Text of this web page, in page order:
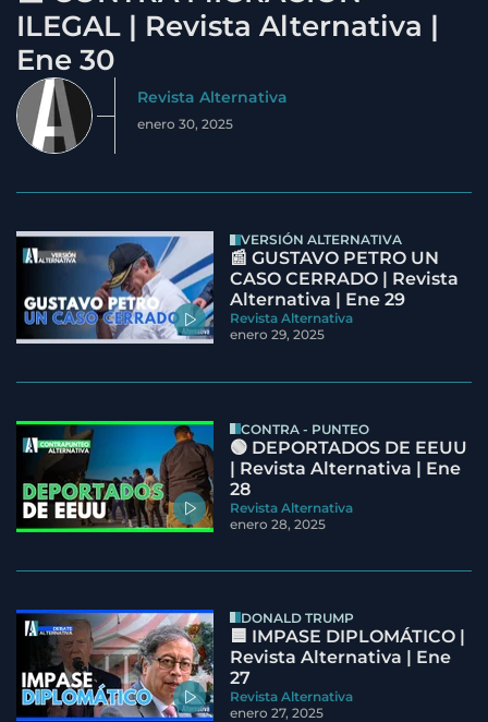
ILEGAL | Revista Alternativa |
Ene 30
Revista Alternativa
enero 30, 2025
VERSIÓN ALTERNATIVA
📰 GUSTAVO PETRO UN
CASO CERRADO | Revista
Alternativa | Ene 29
Revista Alternativa
enero 29, 2025
CONTRA - PUNTEO
🟢 DEPORTADOS DE EEUU
| Revista Alternativa | Ene
28
Revista Alternativa
enero 28, 2025
DONALD TRUMP
🟦 IMPASE DIPLOMÁTICO |
Revista Alternativa | Ene
27
Revista Alternativa
enero 27, 2025